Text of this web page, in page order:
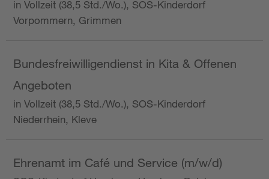
in Vollzeit (38,5 Std./Wo.), SOS-Kinderdorf
Vorpommern, Grimmen
Bundesfreiwilligendienst in Kita & Offenen
Angeboten
in Vollzeit (38,5 Std./Wo.), SOS-Kinderdorf
Niederrhein, Kleve
Ehrenamt im Café und Service (m/w/d)